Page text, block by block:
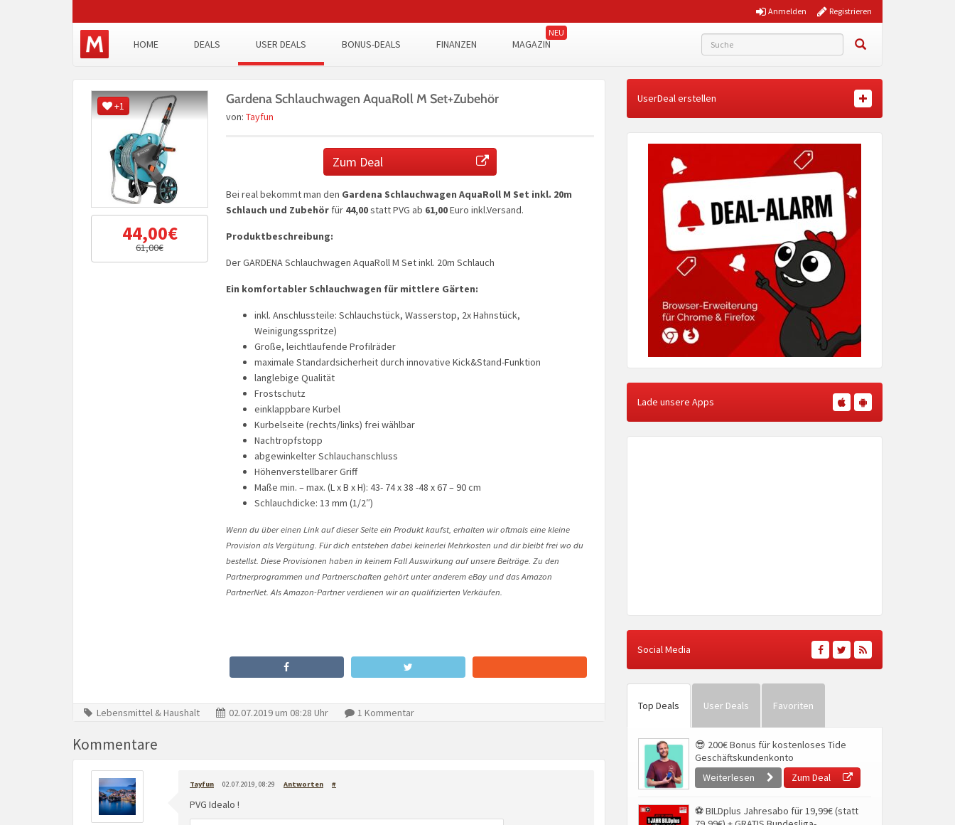
Registrieren
Anmelden
HOME DEALS USER DEALS BONUS-DEALS FINANZEN MAGAZIN
+1
44,00€
61,00€
Gardena Schlauchwagen AquaRoll M Set+Zubehör
von: Tayfun
Zum Deal
Bei real bekommt man den Gardena Schlauchwagen AquaRoll M Set inkl. 20m
Schlauch und Zubehör für 44,00statt PVG ab 61,00Euro inkl.Versand.
Produktbeschreibung:
Der GARDENA Schlauchwagen AquaRoll M Set inkl. 20m Schlauch
Ein komfortabler Schlauchwagen für mittlere Gärten:
inkl. Anschlussteile: Schlauchstück, Wasserstop, 2x Hahnstück,
Weinigungsspritze)
Große, leichtlaufende Profilräder
maximale Standardsicherheit durch innovative Kick&Stand-Funktion
langlebige Qualität
Frostschutz
einklappbare Kurbel
Kurbelseite (rechts/links) frei wählbar
Nachtropfstopp
abgewinkelter Schlauchanschluss
Höhenverstellbarer Griff
Maße min. – max. (L x B x H): 43- 74 x 38 -48 x 67 – 90 cm
Schlauchdicke: 13 mm (1/2″)
Wenn du über einen Link auf dieser Seite ein Produkt kaufst, erhalten wir oftmals eine kleine
Provision als Vergütung. Für dich entstehen dabei keinerlei Mehrkosten und dir bleibt frei wo du
bestellst. Diese Provisionen haben in keinem Fall Auswirkung auf unsere Beiträge. Zu den
Partnerprogrammen und Partnerschaften gehört unter anderem eBay und das Amazon
PartnerNet. Als Amazon-Partner verdienen wir an qualifizierten Verkäufen.
Lebensmittel & Haushalt 02.07.2019 um 08:28 Uhr 1 Kommentar
Kommentare
Tayfun 02.07.2019, 08:29 Antworten #
PVG Idealo !
UserDeal erstellen
Lade unsere Apps
Social Media
Top Deals User Deals Favoriten
😎 200€ Bonus für kostenloses Tide
Geschäftskundenkonto
Weiterlesen
Zum Deal
⚽ BILDplus Jahresabo für 19,99€ (statt